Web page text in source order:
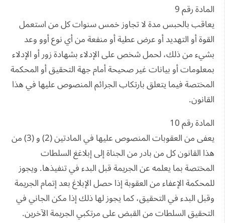
المادة رقم 9
يعاقب بالحبس مدة لا تجاوز خمس سنوات كل من استعمل
القوة أو التهديد أو عرض عطية أو منفعة من أي نوع أوو وعد
بشيء من ذلك، لحمل شخص على الإدلاء بشهادة زور أو الإدلاء
بمعلومات أو بيانات غير صحيحة أمام جهة التحقيق أو المحكمة
المختصة فيما يتعلق بارتكاب الجرائم المنصوص عليها في هذا
القانون.
المادة رقم 10
يعفى من العقوبات المنصوص عليها في المادتين (2) و (3) من
هذا القانون كل من بادر من الجناة إلى إبلاغغ السلطات
المختصة بما يعلمه عن الجريمة قبل البدء في تنفيذها. ويجوز
للمحكمة الإعفاء من العقوبة إذا حصل الإبلاغ بعد إتمام الجريمة
وقبل البدء في التحقيق، كما يجوز لها ذلك إذا مكن الجاني في
التحقيق السلطات من القبض على مرتكبي الجريمة الآخرين.